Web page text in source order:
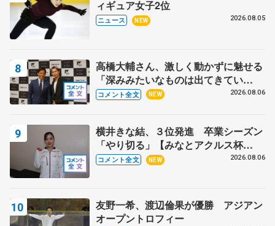
ィギュア女子2位
ニュース NEW 2026.08.05
高橋大輔さん、激しく動かずに魅せる
「深みみたいなものは出てきてい
る？」 〝兄さん〟と慕うレジェンド
コメント全文 NEW 2026.08.06
横井きな結、３位発進 卒業シーズン
「やり切る」【みなとアクルス杯
SP】
コメント全文 NEW 2026.08.06
友野一希、渡辺倫果が優勝 アジアン
オープントロフィー